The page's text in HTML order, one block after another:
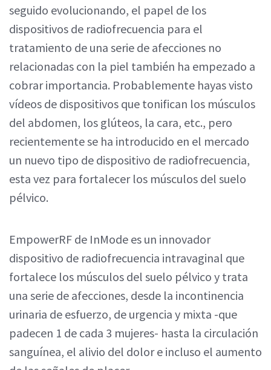
seguido evolucionando, el papel de los
dispositivos de radiofrecuencia para el
tratamiento de una serie de afecciones no
relacionadas con la piel también ha empezado a
cobrar importancia. Probablemente hayas visto
vídeos de dispositivos que tonifican los músculos
del abdomen, los glúteos, la cara, etc., pero
recientemente se ha introducido en el mercado
un nuevo tipo de dispositivo de radiofrecuencia,
esta vez para fortalecer los músculos del suelo
pélvico.
EmpowerRF de InMode es un innovador
dispositivo de radiofrecuencia intravaginal que
fortalece los músculos del suelo pélvico y trata
una serie de afecciones, desde la incontinencia
urinaria de esfuerzo, de urgencia y mixta -que
padecen 1 de cada 3 mujeres- hasta la circulación
sanguínea, el alivio del dolor e incluso el aumento